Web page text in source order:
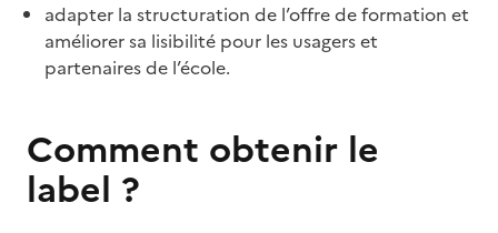
adapter la structuration de l’offre de formation et
améliorer sa lisibilité pour les usagers et
partenaires de l’école.
Comment obtenir le
label ?